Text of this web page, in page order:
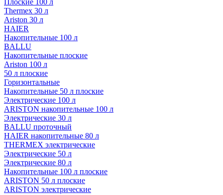
Thermex 30 л
Ariston 30 л
HAIER
Накопительные 100 л
BALLU
Накопительные плоские
Ariston 100 л
50 л плоские
Горизонтальные
Накопительные 50 л плоские
Электрические 100 л
ARISTON накопительные 100 л
Электрические 30 л
BALLU проточный
HAIER накопительные 80 л
THERMEX электрические
Электрические 50 л
Электрические 80 л
Накопительные 100 л плоские
ARISTON 50 л плоские
ARISTON электрические